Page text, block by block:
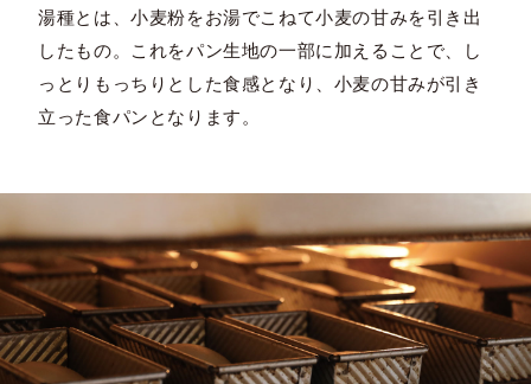
湯種とは、小麦粉をお湯でこねて小麦の甘みを引き出
したもの。これをパン生地の一部に加えることで、し
っとりもっちりとした食感となり、小麦の甘みが引き
立った食パンとなります。